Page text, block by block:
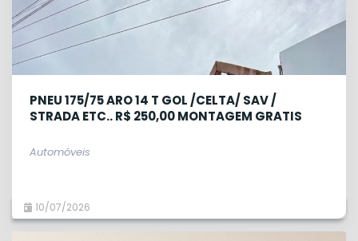
PNEU 175/75 ARO 14 T GOL /CELTA/ SAV /
STRADA ETC.. R$ 250,00 MONTAGEM GRATIS
Automóveis
10/07/2026